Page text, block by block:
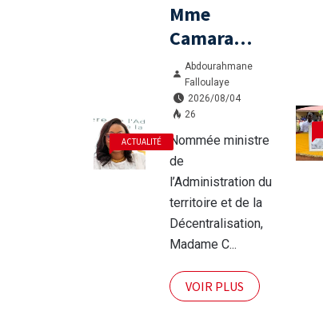
ACTUALITÉ
Mme
Camara
Djénabou
Touré,
l’expérience
au service
des défis
territoriaux
sous la
5ème
République
Abdourahmane
Falloulaye
2026/08/04
26
Nommée ministre
de
l’Administration du
territoire et de la
Décentralisation,
Madame C...
VOIR PLUS